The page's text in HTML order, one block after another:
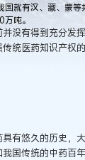
有汉、藏、蒙等
吨。
有得到充分发
统医药知识产权
悠久的历史，
国传统的中药百